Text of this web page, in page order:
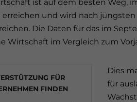
ist auf dem besten Weg,
erreichen und wird nach
Die Daten für das im
Wirtschaft im Vergleich zum
FÜR
FINDEN
Dies
für